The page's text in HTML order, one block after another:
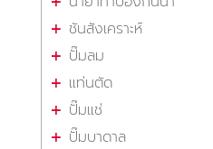
ชันสังเคราะห์
ปั๊มลม
แท่นตัด
ปั๊มแช่
ปั๊มบาดาล